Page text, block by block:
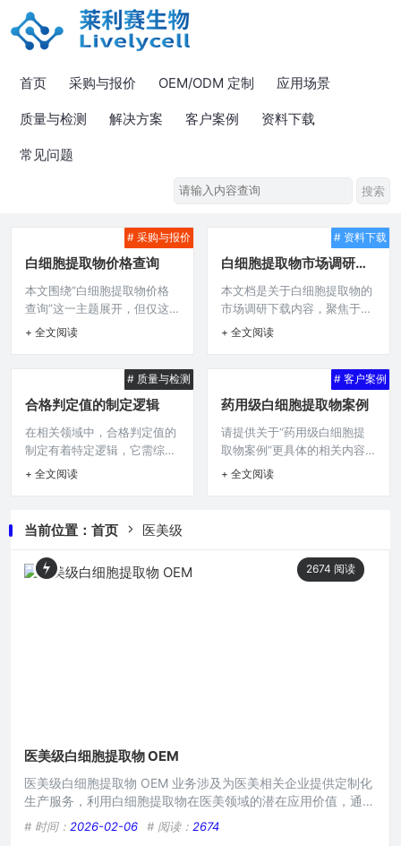
首页 采购与报价 OEM/ODM 定制 应用场景
质量与检测 解决方案 客户案例 资料下载
常见问题
# 采购与报价
白细胞提取物价格查询
本文围绕“白细胞提取物价格
查询”这一主题展开，但仅这
简短表述，无法知晓更多具体
无相关产品品牌等方面的查询
需求及相关背景，仅能明确聚
焦于白细胞提取物价格的查询
诉求这一核心内容。在现代医
学研究与相关生物科技领域，
白细胞提取物因其独特的生物
企业以及对其感兴趣的个人来
说,白细胞提取物的价格查询成
为了一个
+ 全文阅读
# 资料下载
白细胞提取物市场调研下
载
本文档是关于白细胞提取物的
市场调研下载内容，聚焦于白
细胞提取物这一特定领域，可
况、竞争态势等多方面的调研
信息，旨在为相关企业、研究
机构等深入了解白细胞提取物
市场提供基础资料，以便据此
做出决策和进一步研究分析。
白细胞提取物在生物医学领域
+ 全文阅读
# 质量与检测
合格判定值的制定逻辑
在相关领域中，合格判定值的
制定有着特定逻辑，它需综合
多方面因素考量，包括产品或
等，通过对这些要素的细致分
析与权衡，运用科学合理的方
法来确定合格判定的界限数
值，以确保所产出的产品或提
+ 全文阅读
# 客户案例
药用级白细胞提取物案例
请提供关于“药用级白细胞提
取物案例”更具体的相关内容
呀，比如涉及哪些研究机构、
医学领域,对于白细胞提取物的
研究与应用正不断深入，其在
+ 全文阅读
当前位置： 首页 医美级
2674 阅读
医美级白细胞提取物 OEM
医美级白细胞提取物 OEM 业务涉及为医美相关企业提供定制化
生产服务，利用白细胞提取物在医美领域的潜在应用价值，通过
专业生产流程，满足不同客户对于该产品在质量、规格等方面的
特定需求，助力医美企业打造自有品牌产品，推动医美产品的个
# 时间： 2026-02-06 # 阅读： 2674